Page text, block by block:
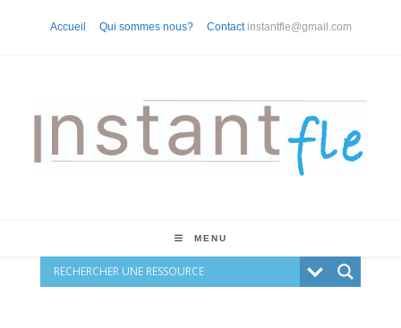
Accueil Qui sommes nous? Contact instantfle@gmail.com
MENU